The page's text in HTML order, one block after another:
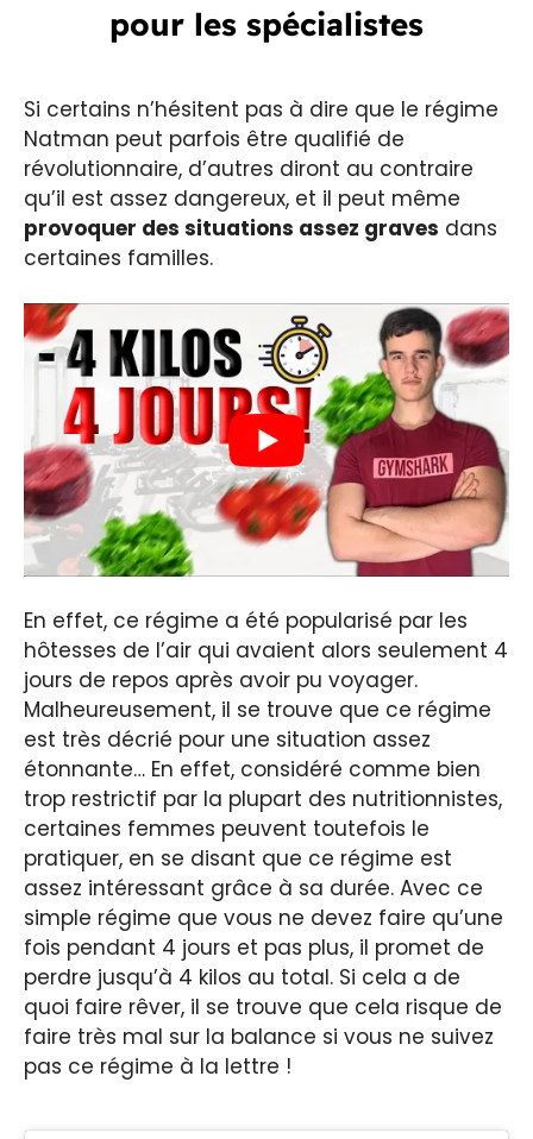
pour les spécialistes
Si certains n’hésitent pas à dire que le régime
Natman peut parfois être qualifié de
révolutionnaire, d’autres diront au contraire
qu’il est assez dangereux, et il peut même
provoquer des situations assez graves dans
certaines familles.
En effet, ce régime a été popularisé par les
hôtesses de l’air qui avaient alors seulement 4
jours de repos après avoir pu voyager.
Malheureusement, il se trouve que ce régime
est très décrié pour une situation assez
étonnante… En effet, considéré comme bien
trop restrictif par la plupart des nutritionnistes,
certaines femmes peuvent toutefois le
pratiquer, en se disant que ce régime est
assez intéressant grâce à sa durée. Avec ce
simple régime que vous ne devez faire qu’une
fois pendant 4 jours et pas plus, il promet de
perdre jusqu’à 4 kilos au total. Si cela a de
quoi faire rêver, il se trouve que cela risque de
faire très mal sur la balance si vous ne suivez
pas ce régime à la lettre !